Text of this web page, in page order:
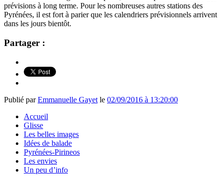
prévisions à long terme. Pour les nombreuses autres stations des
Pyrénées, il est fort à parier que les calendriers prévisionnels arrivent
dans les jours bientôt.
Partager :
Publié parEmmanuelle Gayet le 02/09/2016 à 13:20:00
Accueil
Glisse
Les belles images
Idées de balade
Pyrénées-Pirineos
Les envies
Un peu d’info